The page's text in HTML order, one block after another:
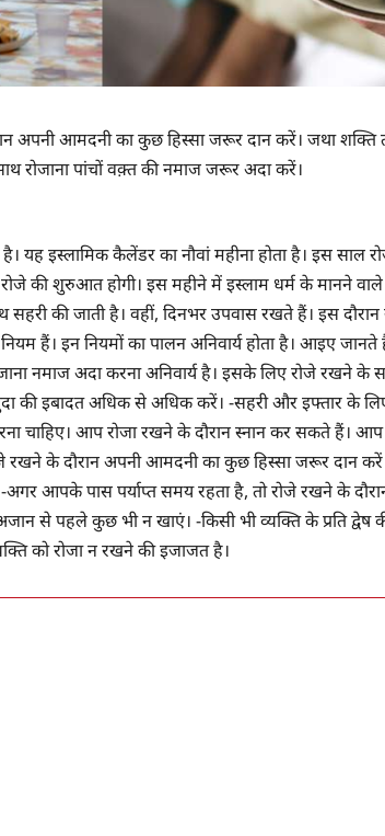
अपनी आमदनी का कुछ हिस्सा जरूर दान करें। जथा
रोजाना पांचों वक़्त की नमाज जरूर अदा करें।
यह इस्लामिक कैलेंडर का नौवां महीना होता है। इस साल
की शुरुआत होगी। इस महीने में इस्लाम धर्म के मानने
की जाती है। वहीं, दिनभर उपवास रखते हैं। इस दौरान
हैं। इन नियमों का पालन अनिवार्य होता है। आइए
नमाज अदा करना अनिवार्य है। इसके लिए रोजे रखने के
की इबादत अधिक से अधिक करें। -सहरी और इफ्तार के
चाहिए। आप रोजा रखने के दौरान स्नान कर सकते हैं।
के दौरान अपनी आमदनी का कुछ हिस्सा जरूर दान
अगर आपके पास पर्याप्त समय रहता है, तो रोजे रखने के
से पहले कुछ भी न खाएं। -किसी भी व्यक्ति के प्रति द्वेष
को रोजा न रखने की इजाजत है।